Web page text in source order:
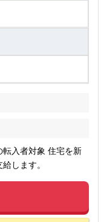
入者対象 住宅を新
します。